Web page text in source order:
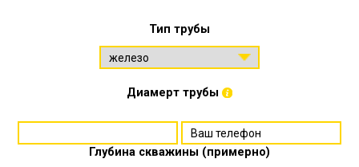
Тип трубы
Диамерт трубы
Глубина скважины (примерно)